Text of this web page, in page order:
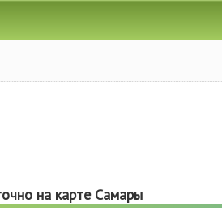
на карте Самары